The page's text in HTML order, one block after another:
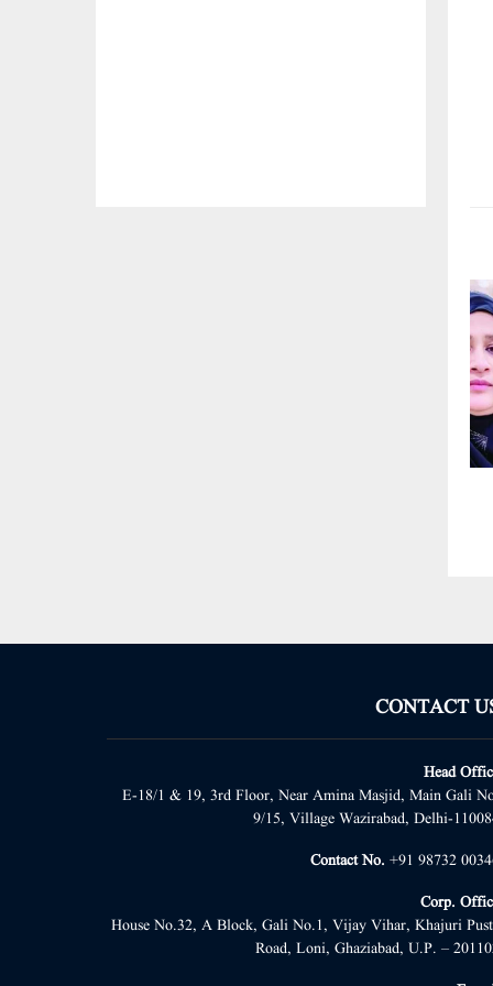
CONTACT
Head
E-18/1 & 19, 3rd Floor, Near Amina Masjid, Main Gali
9/15, Village Wazirabad, Delhi-
Contact No. +91 98732
Corp.
House No.32, A Block, Gali No.1, Vijay Vihar, Khajuri
Road, Loni, Ghaziabad, U.P. –